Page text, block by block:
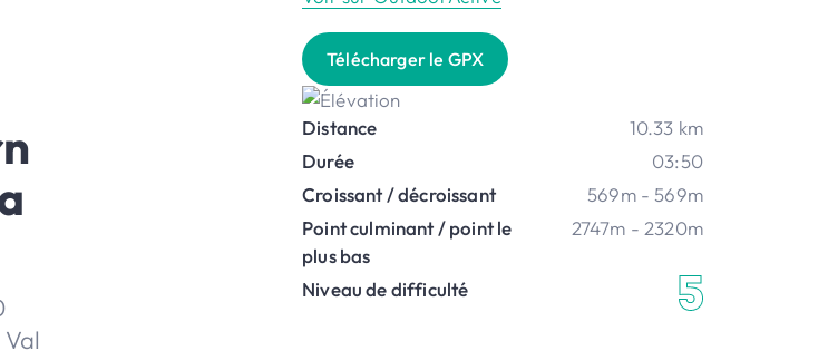
Télécharger le GPX
Distance
10.33 km
Durée
03:50
Croissant / décroissant
569m - 569m
Point culminant / point le
plus bas
2747m - 2320m
Niveau de difficulté